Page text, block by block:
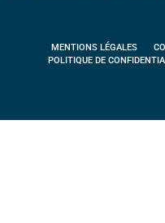
MENTIONS LÉGALES
POLITIQUE DE